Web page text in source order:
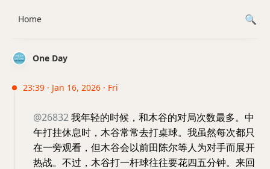
One Day
23:39 · Jan 16, 2026 · Fri
@26832我年轻的时候，和木谷的对局次数最多。中
午打挂休息时，木谷常常去打桌球。我虽然每次都只
在一旁观看，但木谷会以前田陈尔等人为对手而展开
热战。不过，木谷打一杆球往往要花四五分钟。来回
Home